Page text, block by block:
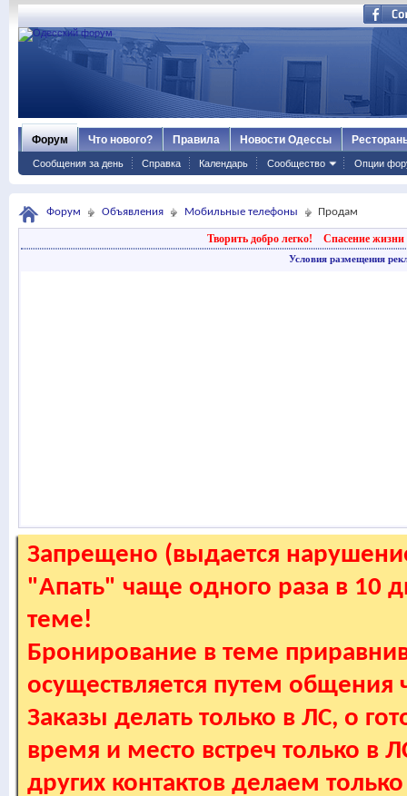
Форум
Сообщения за день Справка Календарь Сообщество Опции
Что нового? Правила Новости Одессы
Форум Объявления Мобильные телефоны Продам
Творить добро легко! Спасение жизни
Условия размещения
Запрещено (выдается
"Апать" чаще одного раза в 10
теме!
Бронирование в теме
осуществляется путем
Заказы делать только в ЛС, о
время и место встреч только в
других контактов делаем